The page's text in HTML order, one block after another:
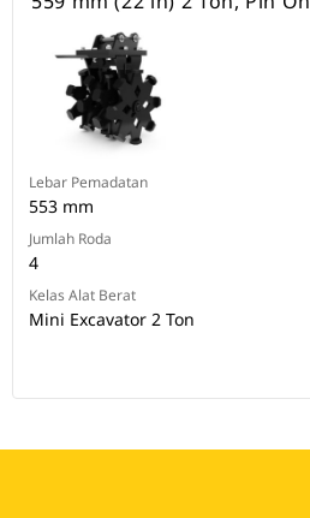
Lebar Pemadatan
553 mm
Jumlah Roda
4
Kelas Alat Berat
Mini Excavator 2 Ton